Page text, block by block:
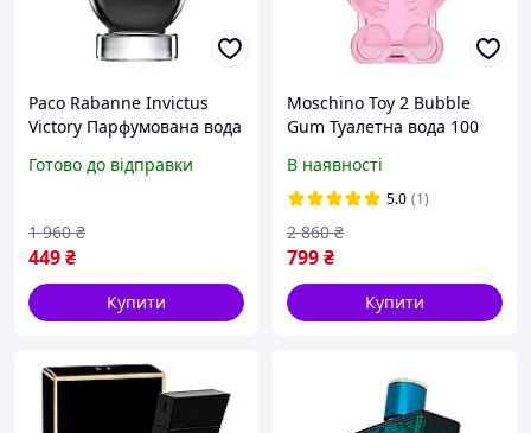
Paco Rabanne Invictus
Victory Парфумована вода
Пако Рабан Інвіктус
Готово до відправки
449₴
1 960 ₴
Купити
Moschino Toy 2 Bubble
Gum Туалетна вода 100
Москіно Бабл Гам)
В наявності
5.0 (1)
799₴
2 860 ₴
Купити